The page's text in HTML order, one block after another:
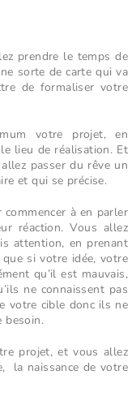
prendre le temps de
sorte de carte qui va
de formaliser votre
votre projet, en
lieu de réalisation. Et
passer du rêve un
et qui se précise.
à en parler
réaction. Vous allez
attention, en prenant
si votre idée, votre
qu’il est mauvais,
ne connaissent pas
votre cible donc ils ne
besoin.
projet, et vous allez
la naissance de votre